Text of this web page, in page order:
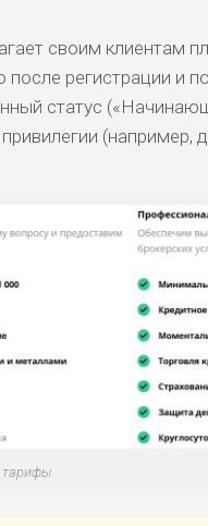
НИЗКИЙ НИЗКИЙ
своим клиентам
регистрации и
статус
(например,